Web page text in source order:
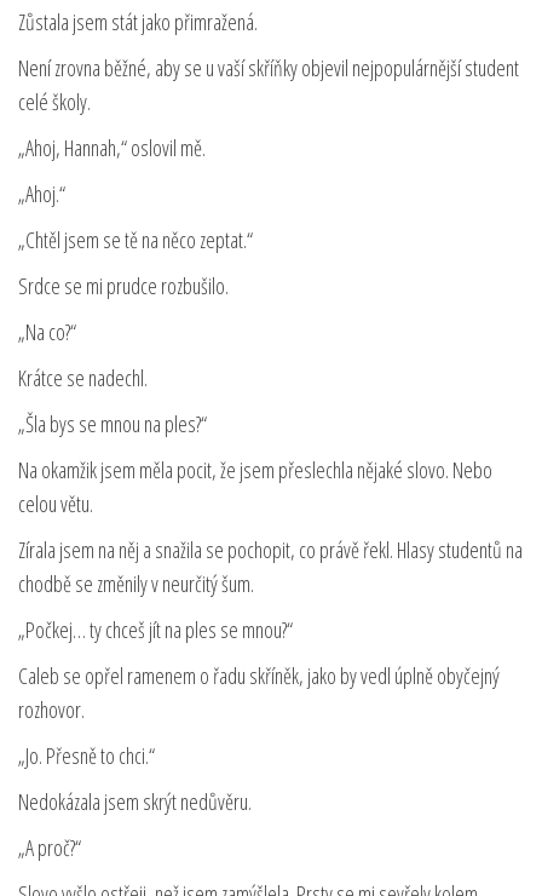
Zůstala jsem stát jako přimražená.
Není zrovna běžné, aby se u vaší skříňky objevil nejpopulárnější student
celé školy.
„Ahoj, Hannah,“ oslovil mě.
„Ahoj.“
„Chtěl jsem se tě na něco zeptat.“
Srdce se mi prudce rozbušilo.
„Na co?“
Krátce se nadechl.
„Šla bys se mnou na ples?“
Na okamžik jsem měla pocit, že jsem přeslechla nějaké slovo. Nebo
celou větu.
Zírala jsem na něj a snažila se pochopit, co právě řekl. Hlasy studentů na
chodbě se změnily v neurčitý šum.
„Počkej… ty chceš jít na ples se mnou?“
Caleb se opřel ramenem o řadu skříněk, jako by vedl úplně obyčejný
rozhovor.
„Jo. Přesně to chci.“
Nedokázala jsem skrýt nedůvěru.
„A proč?“